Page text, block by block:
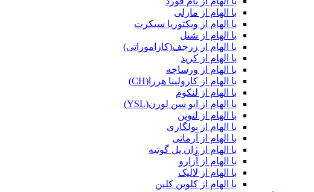
با الهام از مارلی
با الهام از ویکتوریا سیکرت
با الهام از شنل
با الهام از زرجف(کازاموراتی)
با الهام از کرید
با الهام از ورساچه
با الهام از کارولینا هررا(CH)
با الهام از لنکوم
با الهام از ایو سن لورن(YSL)
با الهام از لنوین
با الهام از بولگاری
با الهام از آرمانی
با الهام از ژان پل گوتیه
با الهام از آزارو
با الهام از لالیک
با الهام از کلوین کلین